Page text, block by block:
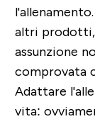
altri prodotti,
assunzione
comprovata
Adattare
vita: